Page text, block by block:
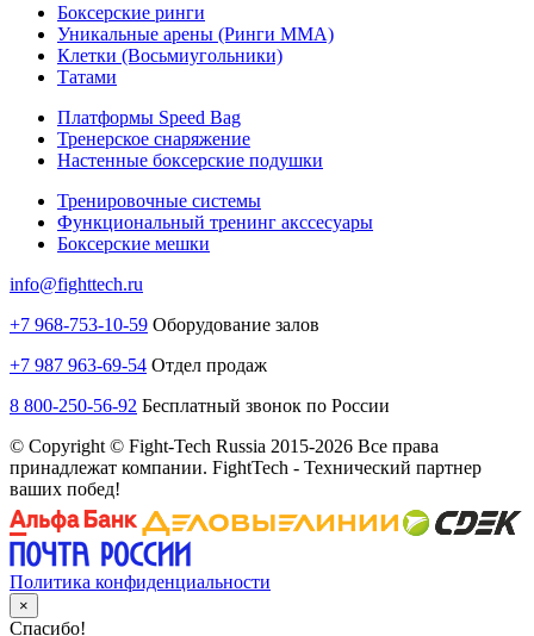
Боксерские ринги
Уникальные арены (Ринги ММА)
Клетки (Восьмиугольники)
Татами
Платформы Speed Bag
Тренерское снаряжение
Настенные боксерские подушки
Тренировочные системы
Функциональный тренинг акссесуары
Боксерские мешки
info@fighttech.ru
+7 968-753-10-59 Оборудование залов
+7 987 963-69-54 Отдел продаж
8 800-250-56-92 Бесплатный звонок по России
© Copyright © Fight-Tech Russia 2015-2026 Все права
принадлежат компании. FightTech - Технический партнер
ваших побед!
Политика конфиденциальности
×
Спасибо!